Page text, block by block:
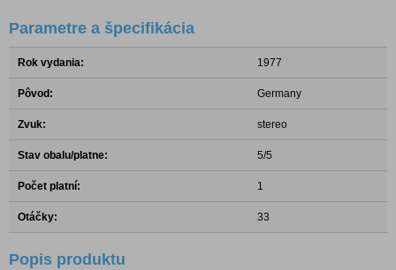
Parametre a špecifikácia
Rok vydania: 1977
Pôvod: Germany
Zvuk: stereo
Stav obalu/platne: 5/5
Počet platní: 1
Otáčky: 33
Popis produktu